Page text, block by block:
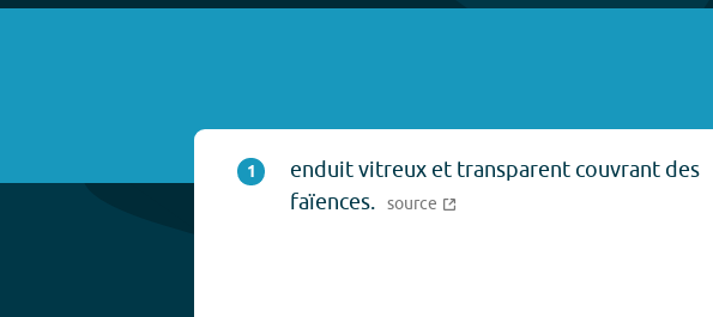
1
enduit vitreux et transparent couvrant des
faïences. source